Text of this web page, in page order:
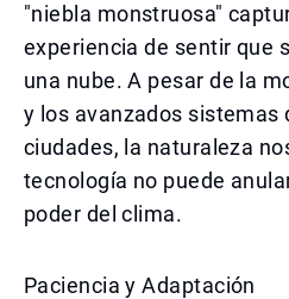
"niebla monstruosa"
experiencia de sentir que
una nube. A pesar de la
y los avanzados sistemas
ciudades, la naturaleza
tecnología no puede
poder del clima.
Paciencia y Adaptación